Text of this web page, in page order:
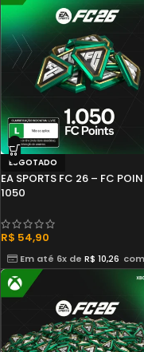
ESGOTADO
EA SPORTS FC 26 – FC
1050
R$ 54,90
Em até 6x de R$ 10,26